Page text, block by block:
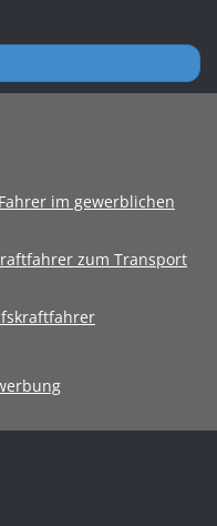
im gewerblichen
zum Transport